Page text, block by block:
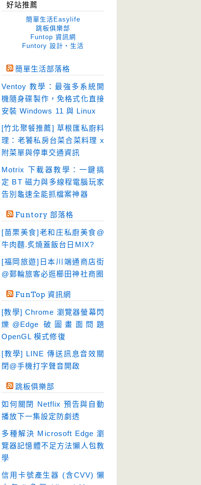
優化軟體 (38)
光碟工具 (33)
免安裝 (641)
即時通訊 (23)
壓縮軟體 (9)
安全防護 (55)
影音播放 (51)
影音轉檔 (81)
教育學習 (23)
文書工具 (91)
畫面擷取 (36)
看圖程式 (17)
硬碟工具 (64)
系統工具 (242)
(188)
翻譯軟體 (3)
輸入法 (4)
好站推薦
簡單生活Easylife
跳板俱樂部
Funtop 資訊網
Funtory 設計‧生活
簡單生活部落格
Ventoy 教學：最強多系統開
機隨身碟製作，免格式化直接
安裝 Windows 11 與 Linux
[竹北聚餐推薦] 草根匯私廚料
理：老饕私房台菜合菜料理 x
附菜單與停車交通資訊
Motrix 下載器教學：一鍵搞
定 BT 磁力與多線程電腦玩家
告別龜速全能抓檔案神器
Funtory 部落格
[苗栗美食]老和庄私廚美食@
牛肉麵.炙燒蓋飯台日MIX?
[福岡旅遊]日本川端通商店街
@郵輪旅客必逛櫛田神社商圈
FunTop 資訊網
[教學] Chrome 瀏覽器螢幕閃
爍@Edge 破圖畫面問題
OpenGL 模式修復
[教學] LINE 傳送訊息音效關
閉@手機打字聲音開啟
跳板俱樂部
如何關閉 Netflix 預告與自動
播放下一集設定防劇透
多種解決 Microsoft Edge 瀏
覽器記憶體不足方法懶人包教
學
信用卡號產生器 (含CVV) 懶